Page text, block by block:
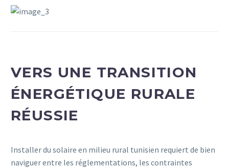
VERS UNE TRANSITION
ÉNERGÉTIQUE RURALE
RÉUSSIE
Installer du solaire en milieu rural tunisien requiert de bien
naviguer entre les réglementations, les contraintes